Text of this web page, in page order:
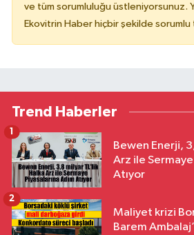
ve tüm sorumluluğu üstleniyorsunuz.
Ekovitrin Haber hiçbir şekilde
Trend Haberler
Bewen Enerji,
Arz ile Sermaye
Atıyor
1
Maliyet krizi
Barem
2